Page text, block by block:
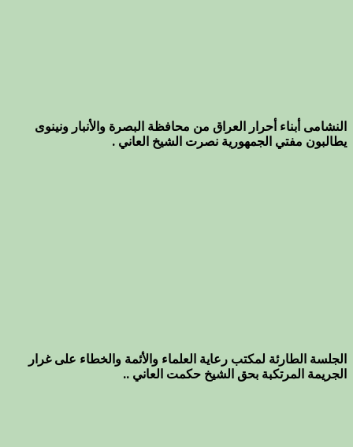
النشامى أبناء أحرار العراق من محافظة البصرة والأنبار ونينوى
يطالبون مفتي الجمهورية نصرت الشيخ العاني .
الجلسة الطارئة لمكتب رعاية العلماء والأئمة والخطاء على غرار
الجريمة المرتكبة بحق الشيخ حكمت العاني ..